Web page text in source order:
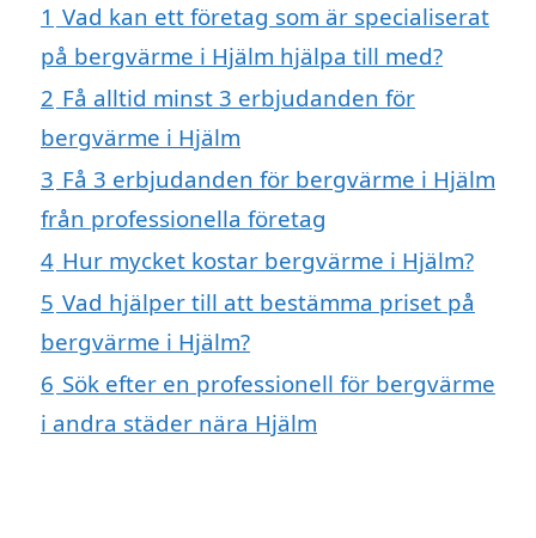
1 Vad kan ett företag som är specialiserat
på bergvärme i Hjälm hjälpa till med?
2 Få alltid minst 3 erbjudanden för
bergvärme i Hjälm
3 Få 3 erbjudanden för bergvärme i Hjälm
från professionella företag
4 Hur mycket kostar bergvärme i Hjälm?
5 Vad hjälper till att bestämma priset på
bergvärme i Hjälm?
6 Sök efter en professionell för bergvärme
i andra städer nära Hjälm